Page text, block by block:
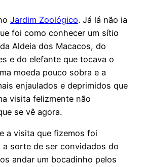
Jardim Zoológico. Já lá não ia
foi como conhecer um sítio
Aldeia dos Macacos, do
e do elefante que tocava o
moeda pouco sobra e a
enjaulados e deprimidos que
visita felizmente não
se vê agora.
a visita que fizemos foi
a sorte de ser convidados do
andar um bocadinho pelos